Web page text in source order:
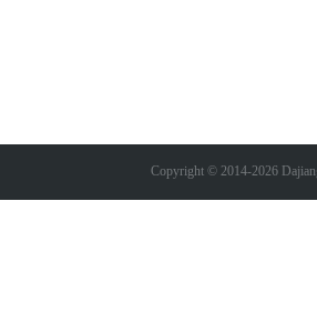
Copyright © 2014-2026